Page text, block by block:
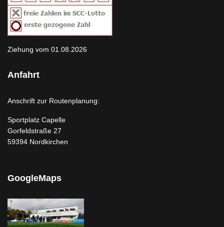
Ziehung vom 01.08.2026
Anfahrt
Anschrift zur Routenplanung:
Sportplatz Capelle
Gorfeldstraße 27
59394 Nordkirchen
GoogleMaps